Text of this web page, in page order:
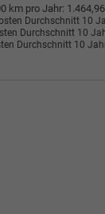
km pro Jahr:
Durchschnitt 10
Durchschnitt 10
Durchschnitt 10